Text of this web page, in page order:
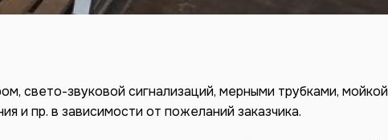
свето-звуковой сигнализаций, мерными трубками, мойкой
и пр. в зависимости от пожеланий заказчика.